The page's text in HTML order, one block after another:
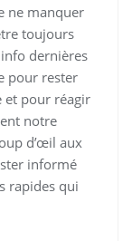
ne manquer
toujours
dernières
pour rester
et pour réagir
notre
d’œil aux
informé
rapides qui